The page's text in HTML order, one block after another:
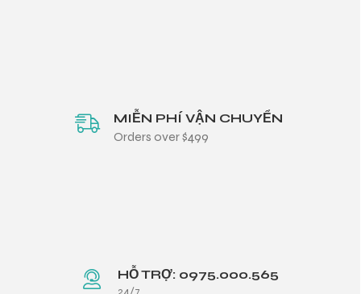
MIỄN PHÍ VẬN CHUYỂN
Orders over $499
HỖ TRỢ: 0975.000.565
24/7